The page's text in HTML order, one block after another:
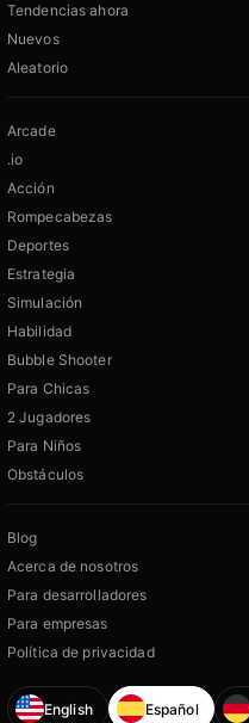
Tendencias ahora
Nuevos
Aleatorio
Arcade
.io
Acción
Rompecabezas
Deportes
Estrategia
Simulación
Habilidad
Bubble Shooter
Para Chicas
2 Jugadores
Para Niños
Obstáculos
Blog
Acerca de nosotros
Para desarrolladores
Para empresas
Política de privacidad
English Español